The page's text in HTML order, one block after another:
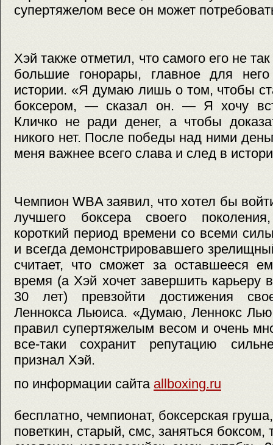
супертяжелом весе он может
Хэй также отметил, что самого его не
большие гонорары, главное для
истории. «Я думаю лишь о том, чтобы
боксером, — сказал он. — Я хочу
Кличко не ради денег, а чтобы
никого нет. После победы над ними
меня важнее всего слава и след в
Чемпион WBA заявил, что хотел бы
лучшего боксера своего
короткий период времени со всеми
и всегда демонстрировавшего
считает, что сможет за оставшееся
время (а Хэй хочет завершить карьеру
30 лет) превзойти достижения
Леннокса Льюиса. «Думаю, Леннокс
правил супертяжелым весом и очень
все-таки сохранит репутацию
признал Хэй.
по информации сайта allboxing.ru
бесплатно, чемпионат, боксерская
поветкин, старый, смс, заняться боксом,